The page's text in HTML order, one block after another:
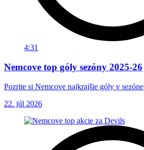
4:31
Nemcove top góly sezóny 2025-26
Pozrite si Nemcove najkrajšie góly v sezóne
22. júl 2026